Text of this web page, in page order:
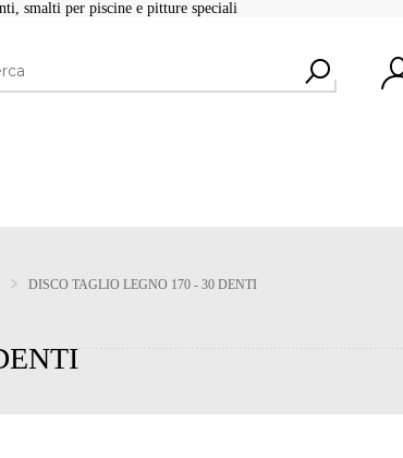
smalti per piscine e pitture speciali
DISCO TAGLIO LEGNO 170 - 30 DENTI